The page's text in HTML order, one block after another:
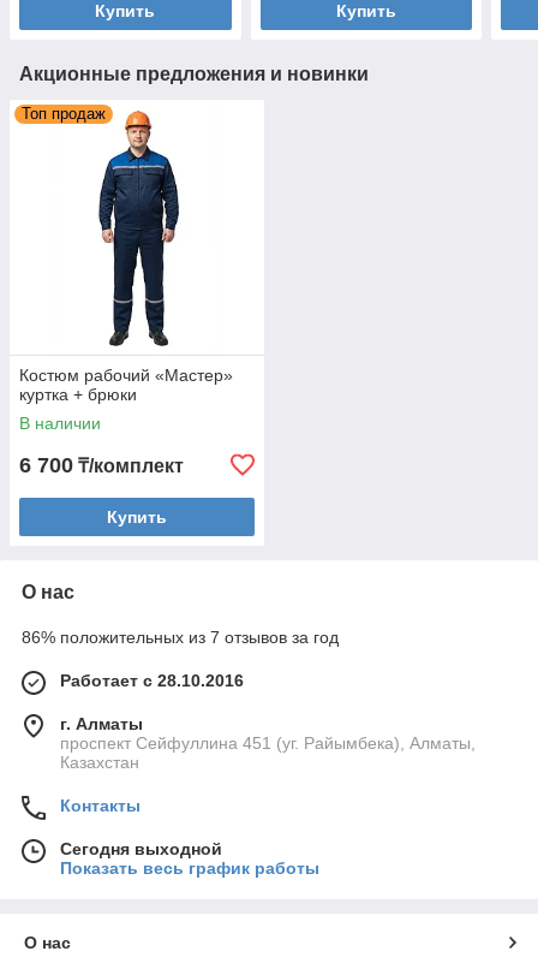
Купить Купить
Акционные предложения и новинки
Топ продаж
Костюм рабочий «Мастер»
куртка + брюки
В наличии
6 700 ₸/комплект
Купить
О нас
86% положительных из 7 отзывов за год
Работает с 28.10.2016
г. Алматы
проспект Сейфуллина 451 (уг. Райымбека), Алматы,
Казахстан
Контакты
Сегодня выходной
Показать весь график работы
О нас